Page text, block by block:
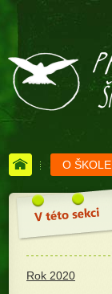
O ŠKOLE
Rok 2020